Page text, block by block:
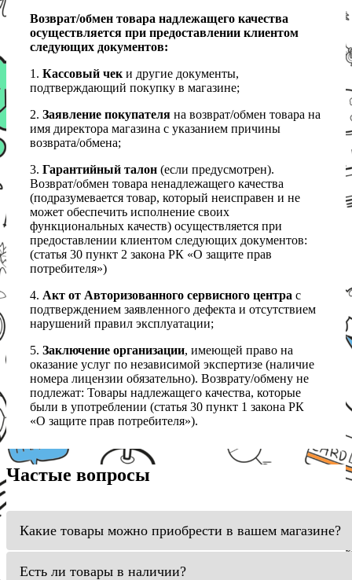
Возврат/обмен товара надлежащего качества
осуществляется при предоставлении клиентом
следующих документов:
1. Кассовый чек и другие документы,
подтверждающий покупку в магазине;
2. Заявление покупателя на возврат/обмен товара на
имя директора магазина с указанием причины
возврата/обмена;
3. Гарантийный талон (если предусмотрен).
Возврат/обмен товара ненадлежащего качества
(подразумевается товар, который неисправен и не
может обеспечить исполнение своих
функциональных качеств) осуществляется при
предоставлении клиентом следующих документов:
(статья 30 пункт 2 закона РК «О защите прав
потребителя»)
4. Акт от Авторизованного сервисного центра с
подтверждением заявленного дефекта и отсутствием
нарушений правил эксплуатации;
5. Заключение организации, имеющей право на
оказание услуг по независимой экспертизе (наличие
номера лицензии обязательно). Возврату/обмену не
подлежат: Товары надлежащего качества, которые
были в употреблении (статья 30 пункт 1 закона РК
«О защите прав потребителя»).
Частые вопросы
Какие товары можно приобрести в вашем магазине?
Есть ли товары в наличии?